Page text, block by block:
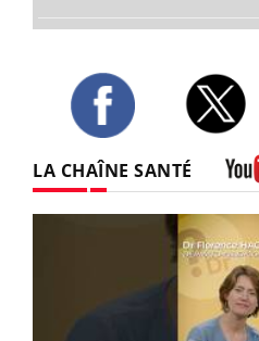
LA CHAÎNE SANTÉ